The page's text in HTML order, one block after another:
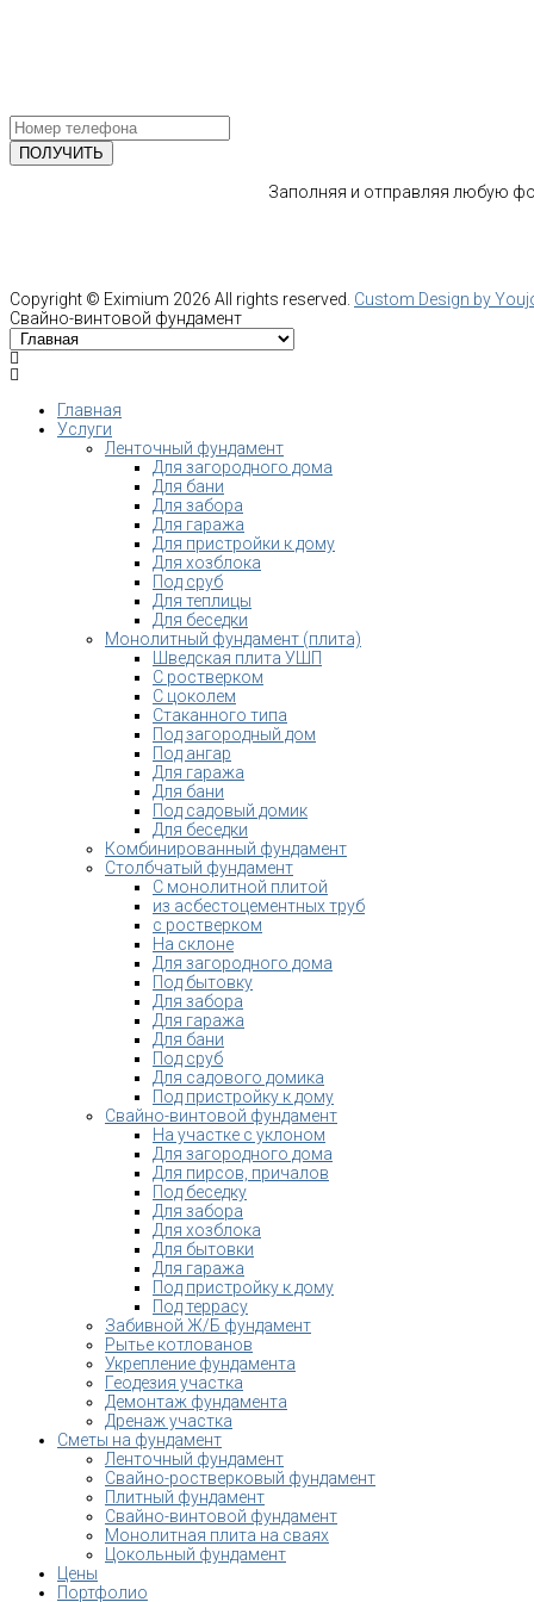
Заполняя и отправляя любую
Copyright © Eximium 2026 All rights reserved. Custom Design by
Свайно-винтовой фундамент
Главная
Услуги
Ленточный фундамент
Для загородного дома
Для бани
Для забора
Для гаража
Для пристройки к дому
Для хозблока
Под сруб
Для теплицы
Для беседки
Монолитный фундамент (плита)
Шведская плита УШП
С ростверком
С цоколем
Стаканного типа
Под загородный дом
Под ангар
Для гаража
Для бани
Под садовый домик
Для беседки
Комбинированный фундамент
Столбчатый фундамент
С монолитной плитой
из асбестоцементных труб
с ростверком
На склоне
Для загородного дома
Под бытовку
Для забора
Для гаража
Для бани
Под сруб
Для садового домика
Под пристройку к дому
Свайно-винтовой фундамент
На участке с уклоном
Для загородного дома
Для пирсов, причалов
Под беседку
Для забора
Для хозблока
Для бытовки
Для гаража
Под пристройку к дому
Под террасу
Забивной Ж/Б фундамент
Рытье котлованов
Укрепление фундамента
Геодезия участка
Демонтаж фундамента
Дренаж участка
Сметы на фундамент
Ленточный фундамент
Свайно-ростверковый фундамент
Плитный фундамент
Свайно-винтовой фундамент
Монолитная плита на сваях
Цокольный фундамент
Цены
Портфолио